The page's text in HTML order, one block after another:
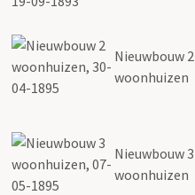
Nieuwbouw 2
woonhuizen
Nieuwbouw 3
woonhuizen